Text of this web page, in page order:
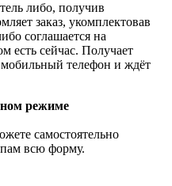
либо, получив
заказ, укомплектовав
соглашается на
есть сейчас. Получает
телефон и ждёт
режиме
самостоятельно
всю форму.